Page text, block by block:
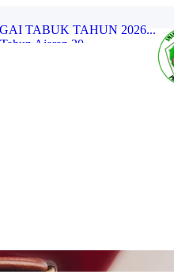
TABUK TAHUN 2026...
Ajaran 20...
pada O...